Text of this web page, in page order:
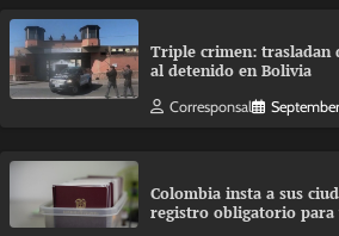
Triple crimen: trasladan
al detenido en Bolivia
Corresponsal
Colombia insta a sus
registro obligatorio para